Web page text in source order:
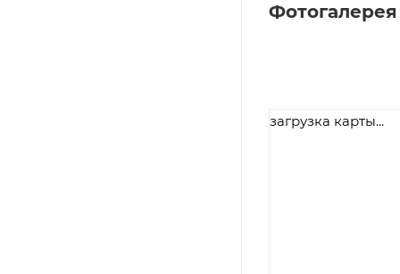
Фотогалерея
загрузка карты...